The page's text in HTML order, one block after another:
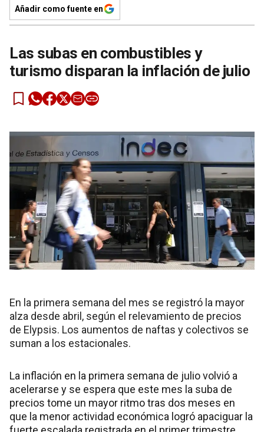
Añadir como fuente en
Las subas en combustibles y
turismo disparan la inflación de julio
En la primera semana del mes se registró la mayor
alza desde abril, según el relevamiento de precios
de Elypsis. Los aumentos de naftas y colectivos se
suman a los estacionales.
La inflación en la primera semana de julio volvió a
acelerarse y se espera que este mes la suba de
precios tome un mayor ritmo tras dos meses en
que la menor actividad económica logró apaciguar la